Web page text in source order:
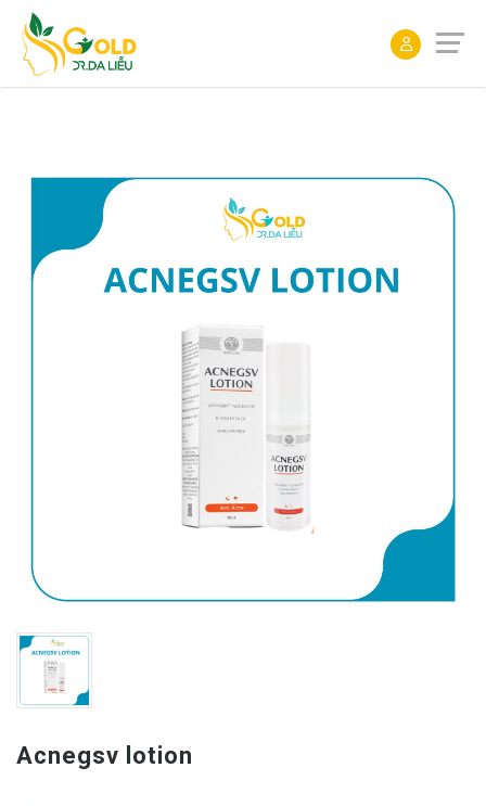
ĐẶT
LỊCH
Acnegsv lotion